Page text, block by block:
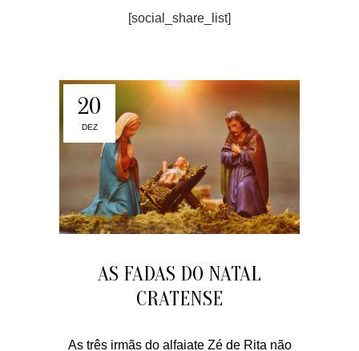
[social_share_list]
20
DEZ
AS FADAS DO NATAL
CRATENSE
As três irmãs do alfaiate Zé de Rita não